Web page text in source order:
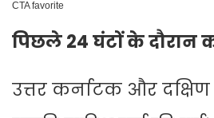
पिछले 24 घंटों के दौरान
उत्तर कर्नाटक और दक्षिण